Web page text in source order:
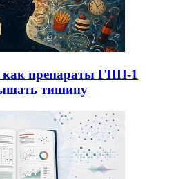
препараты ГПП-1
тишину